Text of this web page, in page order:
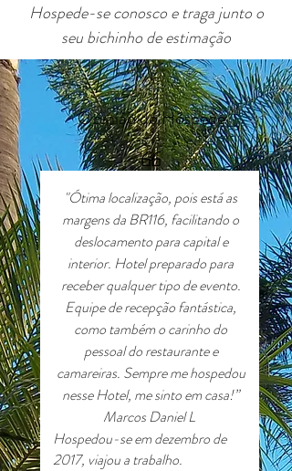
Hospede-se conosco e traga junto o
seu bichinho de estimação
Opinião do Hóspede
"Ótima localização, pois está as
margens da BR116, facilitando o
deslocamento para capital e
interior. Hotel preparado para
receber qualquer tipo de evento.
Equipe de recepção fantástica,
como também o carinho do
pessoal do restaurante e
camareiras. Sempre me hospedou
nesse Hotel, me sinto em casa!”
Marcos Daniel L
Hospedou-se em dezembro de
2017, viajou a trabalho.